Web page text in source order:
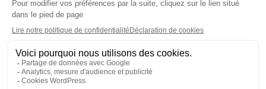
Les cookies
Gestion des cookies
Crédit photos : ©Sud Radio / Pierre Olivier